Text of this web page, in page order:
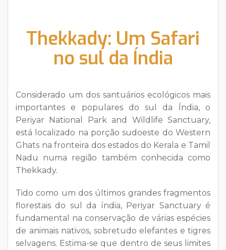
Thekkady: Um Safari
no sul da Índia
Considerado um dos santuários ecológicos mais
importantes e populares do sul da Índia, o
Periyar National Park and Wildlife Sanctuary,
está localizado na porção sudoeste do Western
Ghats na fronteira dos estados do Kerala e Tamil
Nadu numa região também conhecida como
Thekkady.
Tido como um dos últimos grandes fragmentos
florestais do sul da índia, Periyar Sanctuary é
fundamental na conservação de várias espécies
de animais nativos, sobretudo elefantes e tigres
selvagens. Estima-se que dentro de seus limites